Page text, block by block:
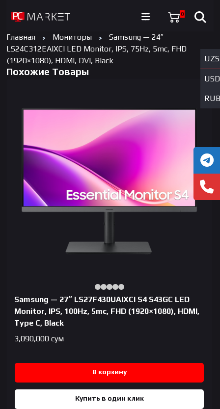
0
UZS
USD
RUB
Главная Мониторы
Samsung — 24″
LS24C312EAIXCI LED Monitor, IPS, 75Hz, 5mc, FHD
(1920×1080), HDMI, DVI, Black
Похожие Товары
Samsung — 27″ LS27F430UAIXCI S4 S43GC LED
Monitor, IPS, 100Hz, 5mc, FHD (1920×1080), HDMI,
Type C, Black
3,090,000 сум
В корзину
Купить в один клик